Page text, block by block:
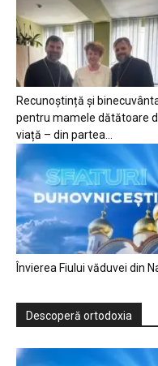
Recunoștință și
pentru mamele dătătoare
viață – din partea...
Învierea Fiului văduvei din
Descoperă ortodoxia